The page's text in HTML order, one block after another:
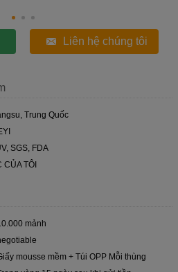
Liên hệ chúng tôi
Trung Quốc
SGS, FDA
CỦA TÔI
mảnh
mousse mềm + Túi OPP Mỗi thùng